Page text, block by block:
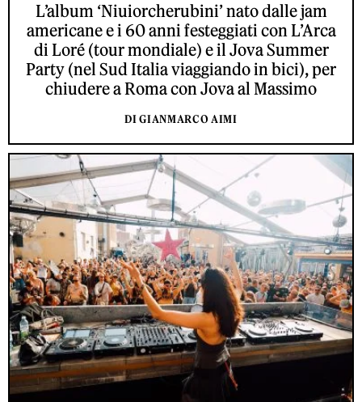
L’album ‘Niuiorcherubini’ nato dalle jam
americane e i 60 anni festeggiati con L’Arca
di Loré (tour mondiale) e il Jova Summer
Party (nel Sud Italia viaggiando in bici), per
chiudere a Roma con Jova al Massimo
DI GIANMARCO AIMI